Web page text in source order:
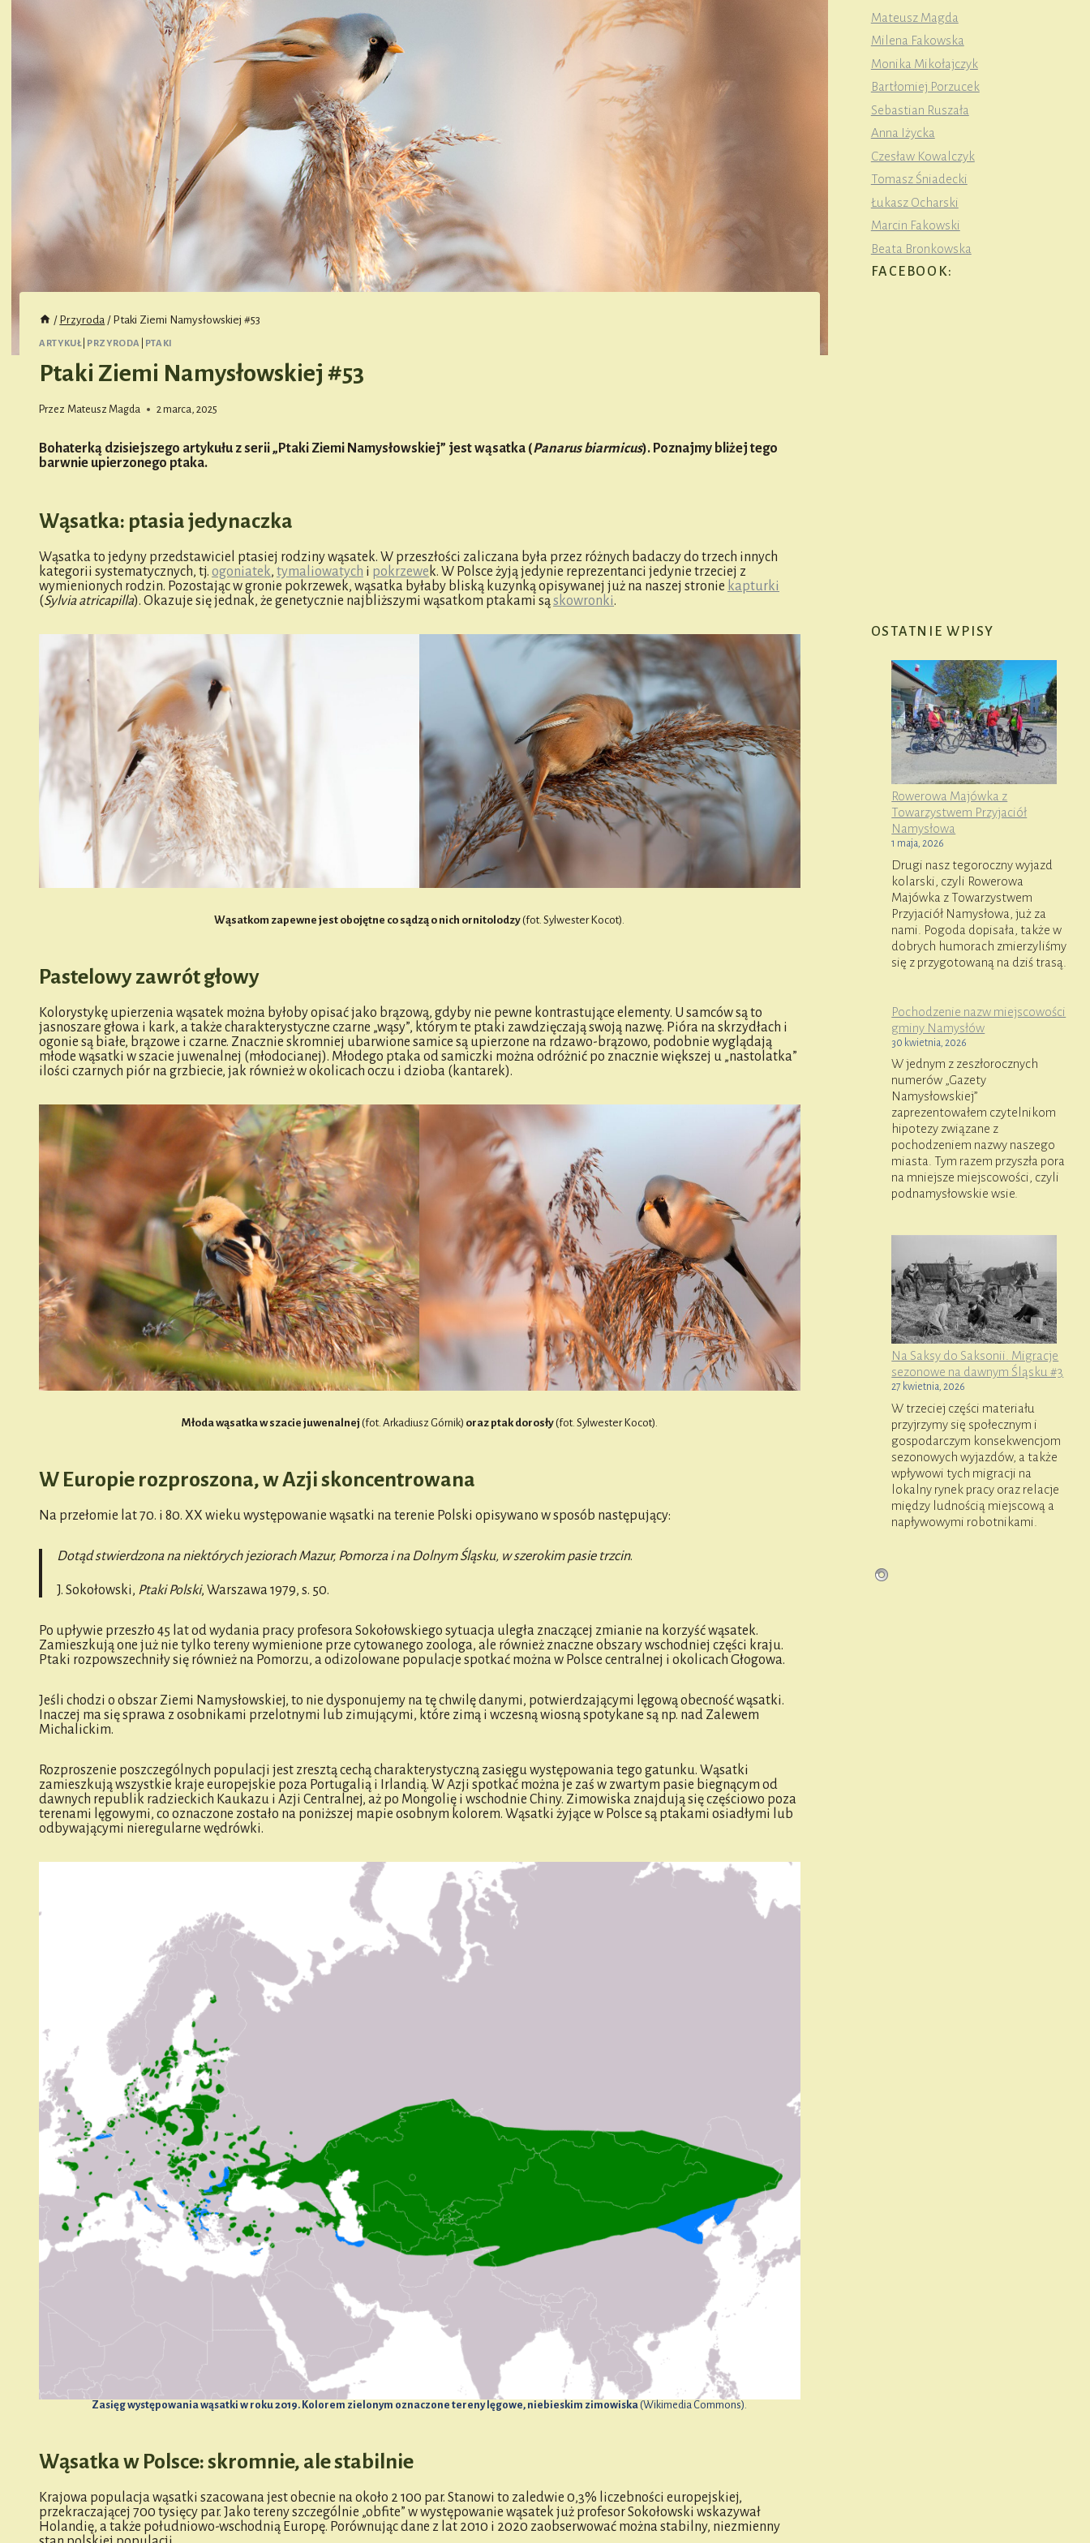
/ Przyroda / Ptaki Ziemi Namysłowskiej #53
ARTYKUŁ PRZYRODA PTAKI
Ptaki Ziemi Namysłowskiej #53
Przez Mateusz Magda 2 marca, 2025
Bohaterką dzisiejszego artykułu z serii „Ptaki Ziemi Namysłowskiej” jest wąsatka (Panarus biarmicus). Poznajmy bliżej tego
barwnie upierzonego ptaka.
Wąsatka: ptasia jedynaczka
Wąsatka to jedyny przedstawiciel ptasiej rodziny wąsatek. W przeszłości zaliczana była przez różnych badaczy do trzech innych
kategorii systematycznych, tj. ogoniatek, tymaliowatych i pokrzewe k. W Polsce żyją jedynie reprezentanci jedynie trzeciej z
wymienionych rodzin. Pozostając w gronie pokrzewek, wąsatka byłaby bliską kuzynką opisywanej już na naszej stronie kapturki
(Sylvia atricapilla). Okazuje się jednak, że genetycznie najbliższymi wąsatkom ptakami sąskowronki.
Wąsatkom zapewne jest obojętne co sądzą o nich ornitolodzy(fot. Sylwester Kocot).
Pastelowy zawrót głowy
Kolorystykę upierzenia wąsatek można byłoby opisać jako brązową, gdyby nie pewne kontrastujące elementy. U samców są to
jasnoszare głowa i kark, a także charakterystyczne czarne „wąsy”, którym te ptaki zawdzięczają swoją nazwę. Pióra na skrzydłach i
ogonie są białe, brązowe i czarne. Znacznie skromniej ubarwione samice są upierzone na rdzawo-brązowo, podobnie wyglądają
młode wąsatki w szacie juwenalnej (młodocianej). Młodego ptaka od samiczki można odróżnić po znacznie większej u „nastolatka”
ilości czarnych piór na grzbiecie, jak również w okolicach oczu i dzioba (kantarek).
Młoda wąsatka w szacie juwenalnej (fot. Arkadiusz Górnik) oraz ptak dorosły(fot. Sylwester Kocot).
W Europie rozproszona, w Azji skoncentrowana
Na przełomie lat 70. i 80. XX wieku występowanie wąsatki na terenie Polski opisywano w sposób następujący:
Dotąd stwierdzona na niektórych jeziorach Mazur, Pomorza i na Dolnym Śląsku, w szerokim pasie trzcin.
J. Sokołowski, Ptaki Polski, Warszawa 1979, s. 50.
Po upływie przeszło 45 lat od wydania pracy profesora Sokołowskiego sytuacja uległa znaczącej zmianie na korzyść wąsatek.
Zamieszkują one już nie tylko tereny wymienione prze cytowanego zoologa, ale również znaczne obszary wschodniej części kraju.
Ptaki rozpowszechniły się również na Pomorzu, a odizolowane populacje spotkać można w Polsce centralnej i okolicach Głogowa.
Jeśli chodzi o obszar Ziemi Namysłowskiej, to nie dysponujemy na tę chwilę danymi, potwierdzającymi lęgową obecność wąsatki.
Inaczej ma się sprawa z osobnikami przelotnymi lub zimującymi, które zimą i wczesną wiosną spotykane są np. nad Zalewem
Michalickim.
Rozproszenie poszczególnych populacji jest zresztą cechą charakterystyczną zasięgu występowania tego gatunku. Wąsatki
zamieszkują wszystkie kraje europejskie poza Portugalią i Irlandią. W Azji spotkać można je zaś w zwartym pasie biegnącym od
dawnych republik radzieckich Kaukazu i Azji Centralnej, aż po Mongolię i wschodnie Chiny. Zimowiska znajdują się częściowo poza
terenami lęgowymi, co oznaczone zostało na poniższej mapie osobnym kolorem. Wąsatki żyjące w Polsce są ptakami osiadłymi lub
odbywającymi nieregularne wędrówki.
Zasięg występowania wąsatki w roku 2019. Kolorem zielonym oznaczone tereny lęgowe, niebieskim zimowiska (Wikimedia Commons).
Wąsatka w Polsce: skromnie, ale stabilnie
Krajowa populacja wąsatki szacowana jest obecnie na około 2 100 par. Stanowi to zaledwie 0,3% liczebności europejskiej,
przekraczającej 700 tysięcy par. Jako tereny szczególnie „obfite” w występowanie wąsatek już profesor Sokołowski wskazywał
Holandię, a także południowo-wschodnią Europę. Porównując dane z lat 2010 i 2020 zaobserwować można stabilny, niezmienny
Mateusz Magda
Milena Fakowska
Monika Mikołajczyk
Bartłomiej Porzucek
Sebastian Ruszała
Anna Iżycka
Czesław Kowalczyk
Tomasz Śniadecki
Łukasz Ocharski
Marcin Fakowski
Beata Bronkowska
FACEBOOK:
OSTATNIE WPISY
Rowerowa Majówka z
Towarzystwem Przyjaciół
Namysłowa
1 maja, 2026
Drugi nasz tegoroczny wyjazd
kolarski, czyli Rowerowa
Majówka z Towarzystwem
Przyjaciół Namysłowa, już za
nami. Pogoda dopisała, także w
dobrych humorach zmierzyliśmy
się z przygotowaną na dziś trasą.
Pochodzenie nazw miejscowości
gminy Namysłów
30 kwietnia, 2026
W jednym z zeszłorocznych
numerów „Gazety
Namysłowskiej”
zaprezentowałem czytelnikom
hipotezy związane z
pochodzeniem nazwy naszego
miasta. Tym razem przyszła pora
na mniejsze miejscowości, czyli
podnamysłowskie wsie.
Na Saksy do Saksonii. Migracje
sezonowe na dawnym Śląsku #3
27 kwietnia, 2026
W trzeciej części materiału
przyjrzymy się społecznym i
gospodarczym konsekwencjom
sezonowych wyjazdów, a także
wpływowi tych migracji na
lokalny rynek pracy oraz relacje
między ludnością miejscową a
napływowymi robotnikami.